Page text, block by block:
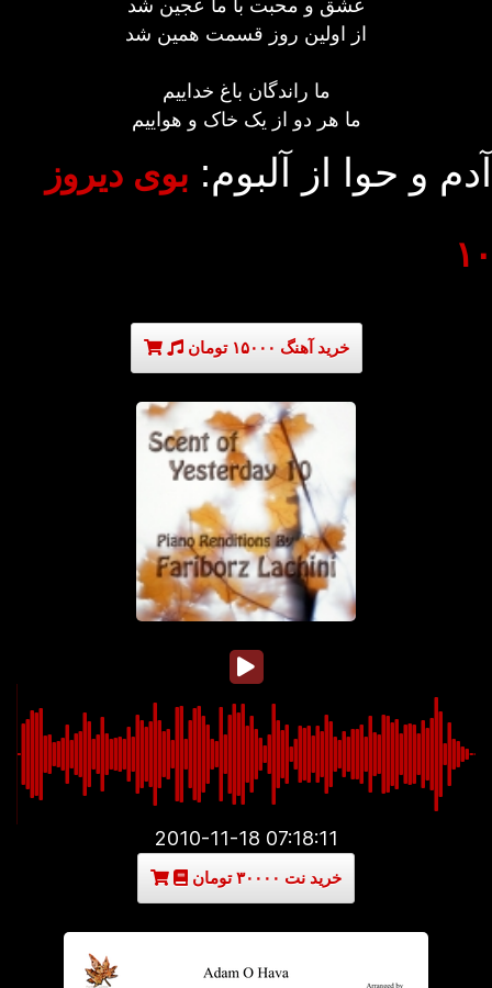
عشق و محبت با ما عجین شد
از اولین روز قسمت همین شد
ما راندگان باغ خداییم
ما هر دو از یک خاک و هواییم
آدم و حوا از آلبوم: بوی دیروز
۱۰
خرید آهنگ ۱۵۰۰۰ تومان
2010-11-18 07:18:11
خرید نت ۳۰۰۰۰ تومان